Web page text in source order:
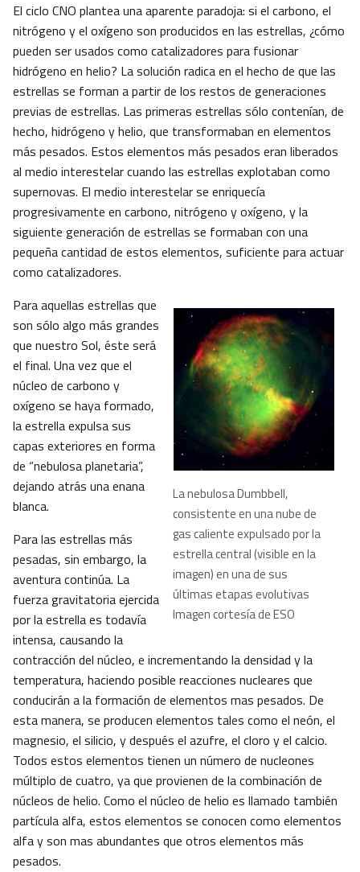
El ciclo CNO plantea una aparente paradoja: si el carbono, el
nitrógeno y el oxígeno son producidos en las estrellas, ¿cómo
pueden ser usados como catalizadores para fusionar
hidrógeno en helio? La solución radica en el hecho de que las
estrellas se forman a partir de los restos de generaciones
previas de estrellas. Las primeras estrellas sólo contenían, de
hecho, hidrógeno y helio, que transformaban en elementos
más pesados. Estos elementos más pesados eran liberados
al medio interestelar cuando las estrellas explotaban como
supernovas. El medio interestelar se enriquecía
progresivamente en carbono, nitrógeno y oxígeno, y la
siguiente generación de estrellas se formaban con una
pequeña cantidad de estos elementos, suficiente para actuar
como catalizadores.
La nebulosa Dumbbell,
consistente en una nube de
gas caliente expulsado por la
estrella central (visible en la
imagen) en una de sus
últimas etapas evolutivas
Imagen cortesía de ESO
Para aquellas estrellas que
son sólo algo más grandes
que nuestro Sol, éste será
el final. Una vez que el
núcleo de carbono y
oxígeno se haya formado,
la estrella expulsa sus
capas exteriores en forma
de “nebulosa planetaria”,
dejando atrás una enana
blanca.
Para las estrellas más
pesadas, sin embargo, la
aventura continúa. La
fuerza gravitatoria ejercida
por la estrella es todavía
intensa, causando la
contracción del núcleo, e incrementando la densidad y la
temperatura, haciendo posible reacciones nucleares que
conducirán a la formación de elementos mas pesados. De
esta manera, se producen elementos tales como el neón, el
magnesio, el silicio, y después el azufre, el cloro y el calcio.
Todos estos elementos tienen un número de nucleones
múltiplo de cuatro, ya que provienen de la combinación de
núcleos de helio. Como el núcleo de helio es llamado también
partícula alfa, estos elementos se conocen como elementos
alfa y son mas abundantes que otros elementos más
pesados.